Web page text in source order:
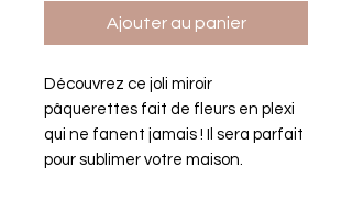
Ajouter au panier
Découvrez ce joli miroir
pâquerettes fait de fleurs en plexi
qui ne fanent jamais ! Il sera parfait
pour sublimer votre maison.